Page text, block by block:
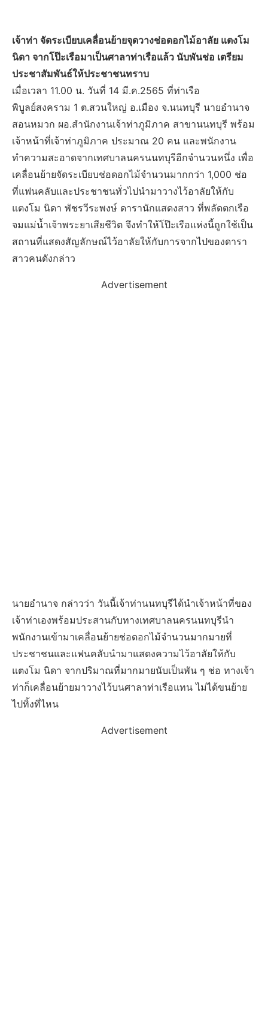
เจ้าท่า จัดระเบียบเคลื่อนย้ายจุดวางช่อดอกไม้อาลัย แตงโม
นิดา จากโป๊ะเรือมาเป็นศาลาท่าเรือแล้ว นับพันช่อ เตรียม
ประชาสัมพันธ์ให้ประชาชนทราบ
เมื่อเวลา 11.00 น. วันที่ 14 มี.ค.2565 ที่ท่าเรือ
พิบูลย์สงคราม 1 ต.สวนใหญ่ อ.เมือง จ.นนทบุรี นายอำนาจ
สอนหมวก ผอ.สำนักงานเจ้าท่าภูมิภาค สาขานนทบุรี พร้อม
เจ้าหน้าที่เจ้าท่าภูมิภาค ประมาณ 20 คน และพนักงาน
ทำความสะอาดจากเทศบาลนครนนทบุรีอีกจำนวนหนึ่ง เพื่อ
เคลื่อนย้ายจัดระเบียบช่อดอกไม้จำนวนมากกว่า 1,000 ช่อ
ที่แฟนคลับและประชาชนทั่วไปนำมาวางไว้อาลัยให้กับ
แตงโม นิดา พัชรวีระพงษ์ ดารานักแสดงสาว ที่พลัดตกเรือ
จมแม่น้ำเจ้าพระยาเสียชีวิต จึงทำให้โป๊ะเรือแห่งนี้ถูกใช้เป็น
สถานที่แสดงสัญลักษณ์ไว้อาลัยให้กับการจากไปของดารา
สาวคนดังกล่าว
Advertisement
นายอำนาจ กล่าวว่า วันนี้เจ้าท่านนทบุรีได้นำเจ้าหน้าที่ของ
เจ้าท่าเองพร้อมประสานกับทางเทศบาลนครนนทบุรีนำ
พนักงานเข้ามาเคลื่อนย้ายช่อดอกไม้จำนวนมากมายที่
ประชาชนและแฟนคลับนำมาแสดงความไว้อาลัยให้กับ
แตงโม นิดา จากปริมาณที่มากมายนับเป็นพัน ๆ ช่อ ทางเจ้า
ท่าก็เคลื่อนย้ายมาวางไว้บนศาลาท่าเรือแทน ไม่ได้ขนย้าย
ไปทิ้งที่ไหน
Advertisement